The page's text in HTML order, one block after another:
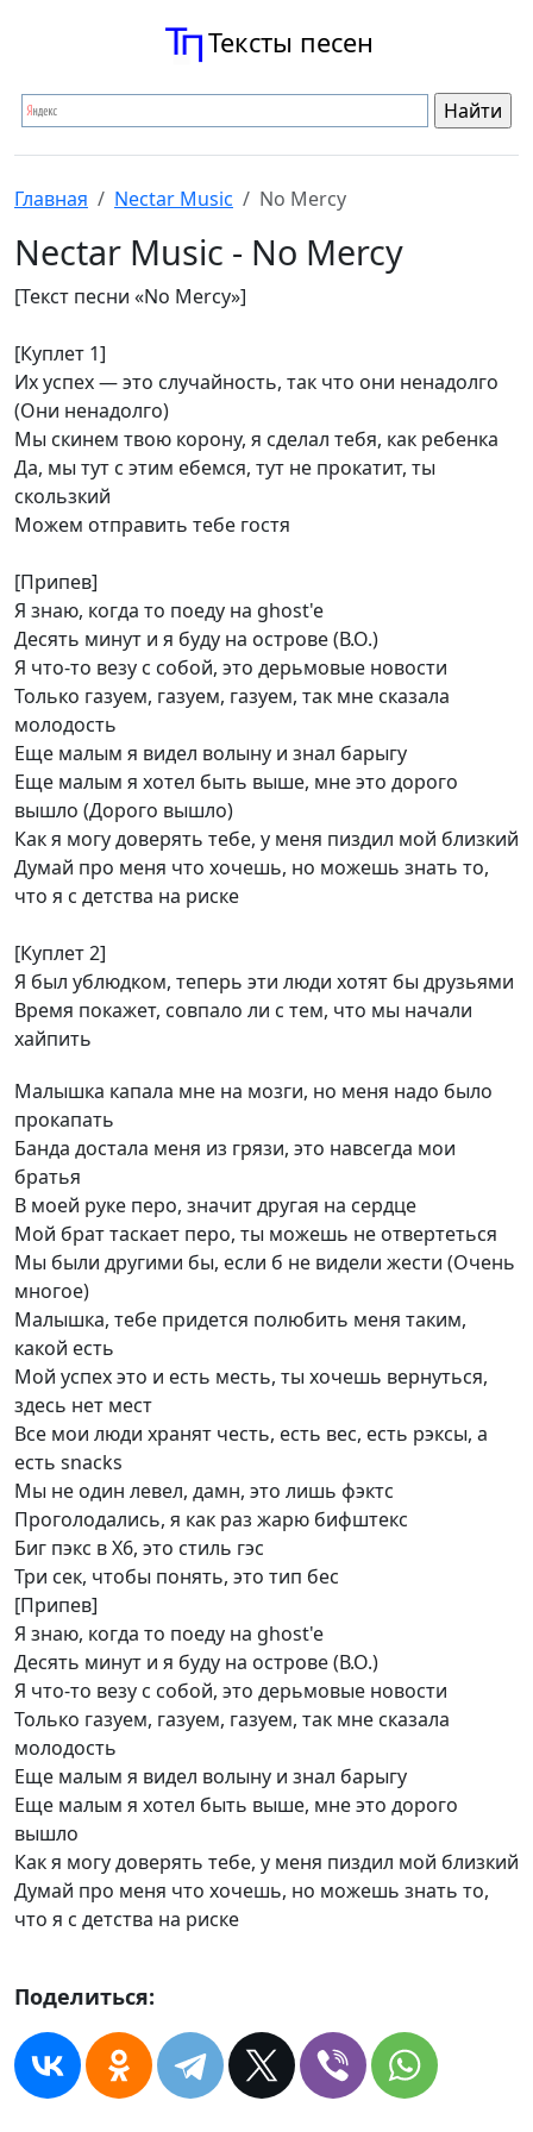
Тексты песен
Главная Nectar Music No Mercy
Nectar Music - No Mercy
[Текст песни «No Mercy»]
[Куплет 1]
Их успех — это случайность, так что они ненадолго
(Они ненадолго)
Мы скинем твою корону, я сделал тебя, как ребенка
Да, мы тут с этим ебемся, тут не прокатит, ты
скользкий
Можем отправить тебе гостя
[Припев]
Я знаю, когда то поеду на ghost'e
Десять минут и я буду на острове (В.О.)
Я что-то везу с собой, это дерьмовые новости
Только газуем, газуем, газуем, так мне сказала
молодость
Еще малым я видел волыну и знал барыгу
Еще малым я хотел быть выше, мне это дорого
вышло (Дорого вышло)
Как я могу доверять тебе, у меня пиздил мой близкий
Думай про меня что хочешь, но можешь знать то,
что я с детства на риске
[Куплет 2]
Я был ублюдком, теперь эти люди хотят бы друзьями
Время покажет, совпало ли с тем, что мы начали
хайпить
Малышка капала мне на мозги, но меня надо было
прокапать
Банда достала меня из грязи, это навсегда мои
братья
В моей руке перо, значит другая на сердце
Мой брат таскает перо, ты можешь не отвертеться
Мы были другими бы, если б не видели жести (Очень
многое)
Малышка, тебе придется полюбить меня таким,
какой есть
Мой успех это и есть месть, ты хочешь вернуться,
здесь нет мест
Все мои люди хранят честь, есть вес, есть рэксы, а
есть snacks
Мы не один левел, дамн, это лишь фэктс
Проголодались, я как раз жарю бифштекс
Биг пэкс в Х6, это стиль гэс
Три сек, чтобы понять, это тип бес
[Припев]
Я знаю, когда то поеду на ghost'e
Десять минут и я буду на острове (В.О.)
Я что-то везу с собой, это дерьмовые новости
Только газуем, газуем, газуем, так мне сказала
молодость
Еще малым я видел волыну и знал барыгу
Еще малым я хотел быть выше, мне это дорого
вышло
Как я могу доверять тебе, у меня пиздил мой близкий
Думай про меня что хочешь, но можешь знать то,
что я с детства на риске
Поделиться: